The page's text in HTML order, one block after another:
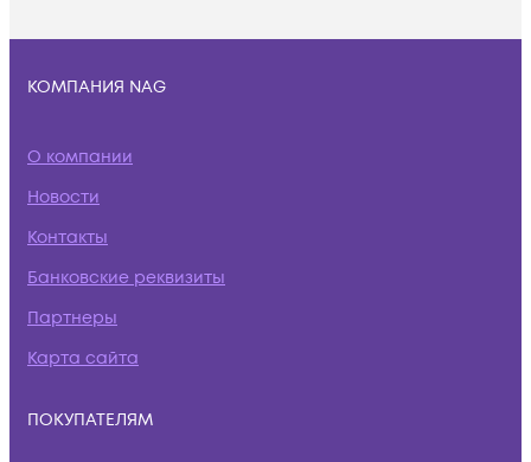
КОМПАНИЯ NAG
О компании
Новости
Контакты
Банковские реквизиты
Партнеры
Карта сайта
ПОКУПАТЕЛЯМ